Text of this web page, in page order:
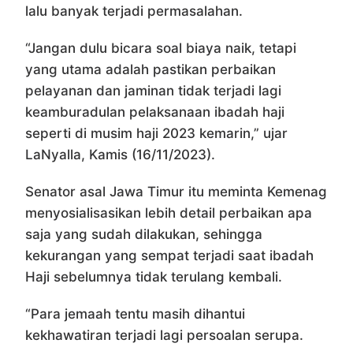
lalu banyak terjadi permasalahan.
“Jangan dulu bicara soal biaya naik, tetapi
yang utama adalah pastikan perbaikan
pelayanan dan jaminan tidak terjadi lagi
keamburadulan pelaksanaan ibadah haji
seperti di musim haji 2023 kemarin,” ujar
LaNyalla, Kamis (16/11/2023).
Senator asal Jawa Timur itu meminta Kemenag
menyosialisasikan lebih detail perbaikan apa
saja yang sudah dilakukan, sehingga
kekurangan yang sempat terjadi saat ibadah
Haji sebelumnya tidak terulang kembali.
“Para jemaah tentu masih dihantui
kekhawatiran terjadi lagi persoalan serupa.